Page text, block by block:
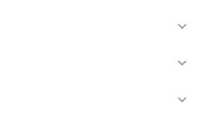


